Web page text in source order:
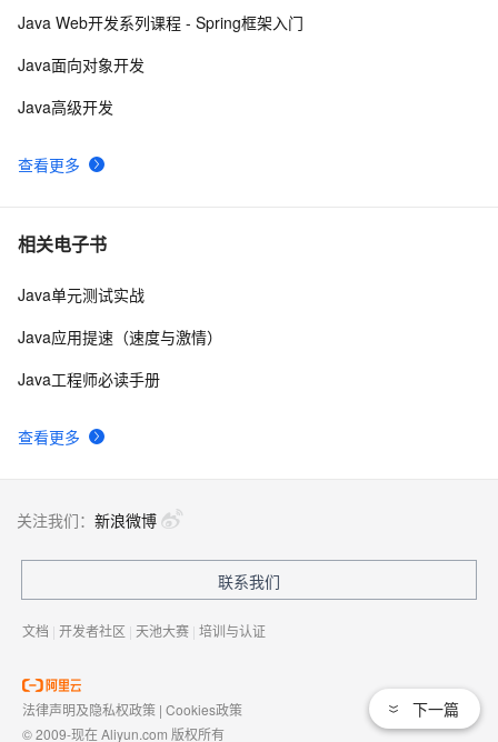
10java 中的多线程   内部类实现 数据共享 和 Runnable实
查看更多
Java Web开发系列课程 - Spring框架入门
Java面向对象开发
Java高级开发
相关电子书
查看更多
Java单元测试实战
Java应用提速（速度与激情）
Java工程师必读手册
下一篇
关注我们： 新浪微博
联系我们
文档 | 开发者社区 | 天池大赛 | 培训与认证
法律声明及隐私权政策 | Cookies政策
© 2009-现在 Aliyun.com 版权所有